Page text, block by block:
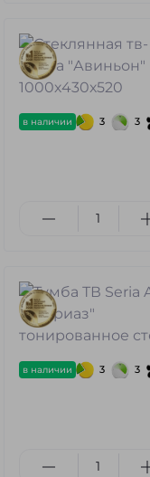
в наличии 3 3
в наличии 3 3